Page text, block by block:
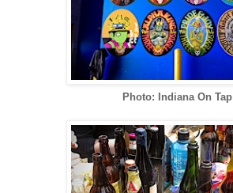
Photo: Indiana On Tap